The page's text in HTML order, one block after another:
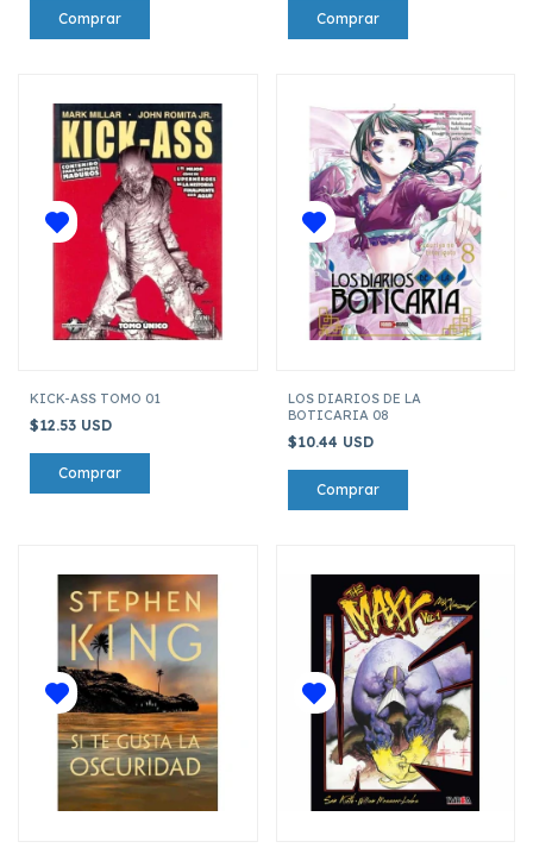
KICK-ASS TOMO 01
$12.53 USD
LOS DIARIOS DE LA
BOTICARIA 08
$10.44 USD